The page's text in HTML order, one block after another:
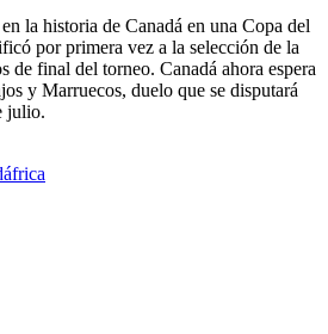
la historia de Canadá en una Copa del
por primera vez a la selección de la
de final del torneo. Canadá ahora espera
y Marruecos, duelo que se disputará
julio.